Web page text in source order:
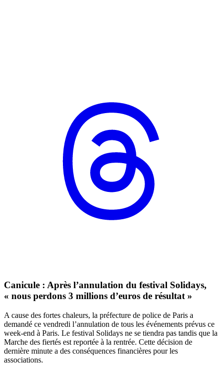
Canicule : Après l’annulation du festival Solidays,
« nous perdons 3 millions d’euros de résultat »
A cause des fortes chaleurs, la préfecture de police de Paris a
demandé ce vendredi l’annulation de tous les événements prévus ce
week-end à Paris. Le festival Solidays ne se tiendra pas tandis que la
Marche des fiertés est reportée à la rentrée. Cette décision de
dernière minute a des conséquences financières pour les
associations.